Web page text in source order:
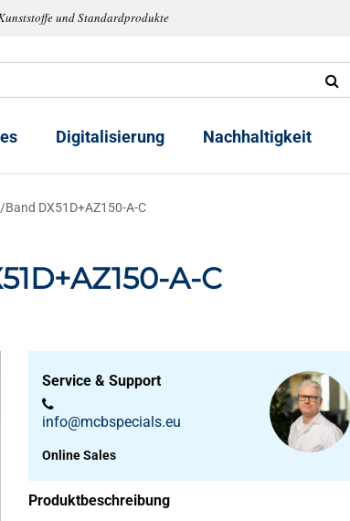
und Standardprodukte
Digitalisierung Nachhaltigkeit
DX51D+AZ150-A-C
A-C
Service & Support
info@mcbspecials.eu
Online Sales
Produktbeschreibung